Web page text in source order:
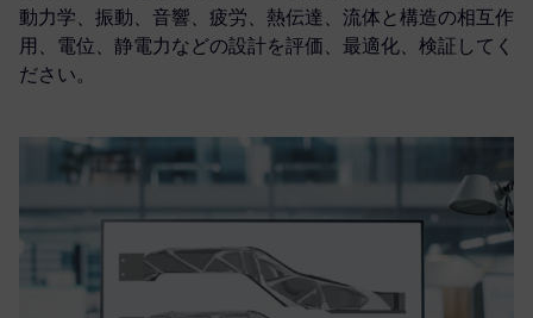
動力学、振動、音響、疲労、熱伝達、流体と構造の相互作
用、電位、静電力などの設計を評価、最適化、検証してく
ださい。